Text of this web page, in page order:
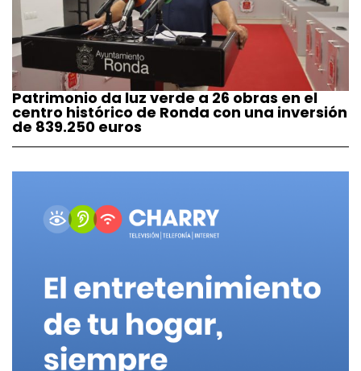
Patrimonio da luz verde a 26 obras en el
centro histórico de Ronda con una inversión
de 839.250 euros